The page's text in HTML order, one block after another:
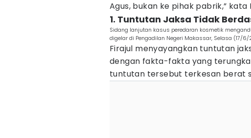
Agus, bukan ke pihak pabrik,” kata
1. Tuntutan Jaksa Tidak
Sidang lanjutan kasus peredaran kosmetik
digelar di Pengadilan Negeri Makassar, Selasa (17/
Firajul menyayangkan tuntutan
dengan fakta-fakta yang
tuntutan tersebut terkesan berat